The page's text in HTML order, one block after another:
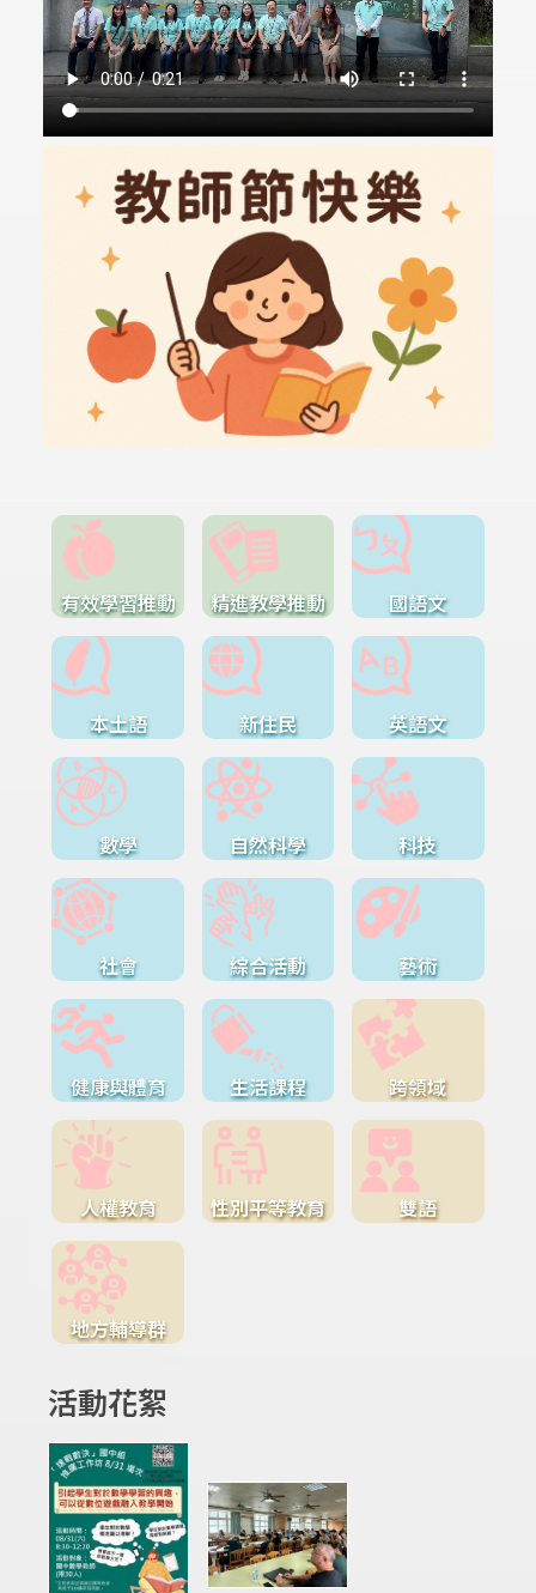
有效學習推動 精進教學推動 國語文
本土語 新住民 英語文
數學 自然科學 科技
社會 綜合活動 藝術
健康與體育 生活課程 跨領域
人權教育 性別平等教育 雙語
地方輔導群
活動花絮